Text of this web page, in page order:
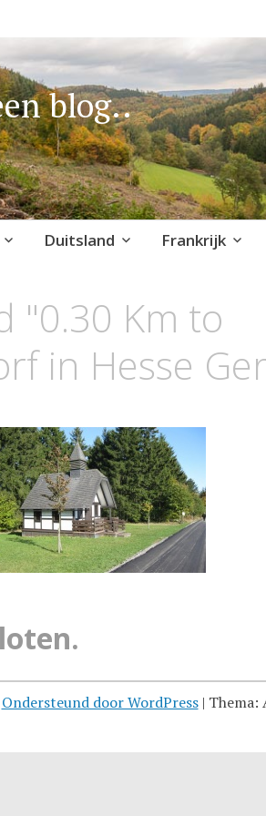
blog..
Duitsland Frankrijk
"0.30 Km to
in Hesse
Ondersteund door WordPress | Thema: